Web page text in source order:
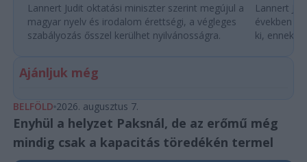
Lannert Judit oktatási miniszter szerint megújul a
magyar nyelv és irodalom érettségi, a végleges
szabályozás ősszel kerülhet nyilvánosságra.
Lannert
években
ki, ennek
Ajánljuk még
BELFÖLD 2026. augusztus 7.
Enyhül a helyzet Paksnál, de az erőmű még
mindig csak a kapacitás töredékén termel